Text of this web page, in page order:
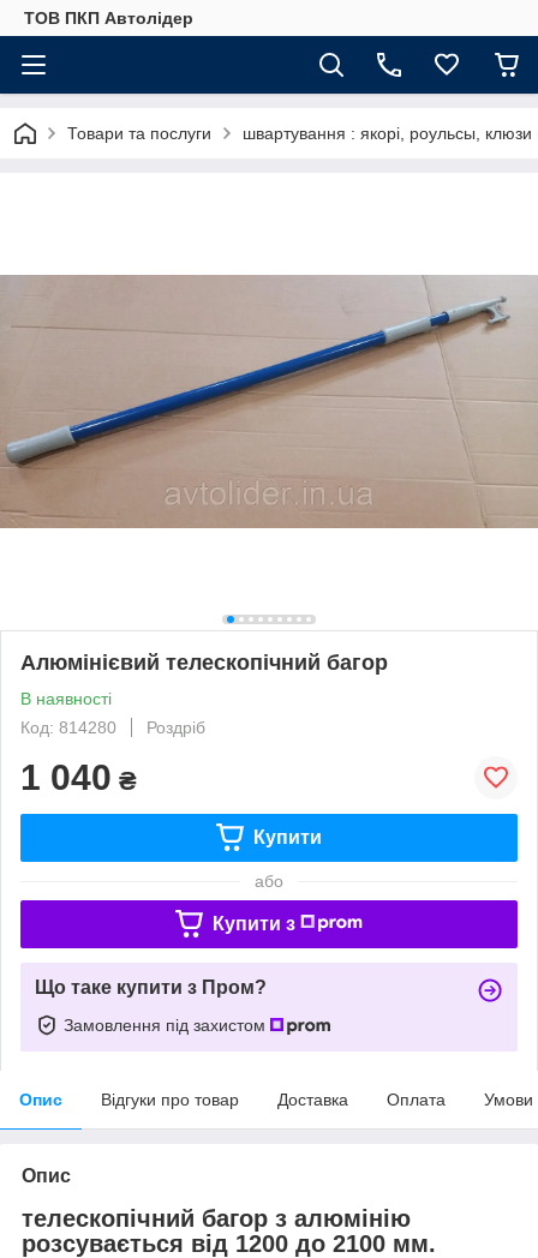
ТОВ ПКП Автолідер
Товари та послуги швартування : якорі, роульсы, клюзи
Алюмінієвий телескопічний багор
В наявності
Код: 814280
Роздріб
1 040 ₴
Купити
або
Купити з
Що таке купити з Пром?
Замовлення під захистом
Опис Відгуки про товар Доставка Оплата Умови
Опис
телескопічний багор з алюмінію
розсувається від 1200 до 2100 мм.